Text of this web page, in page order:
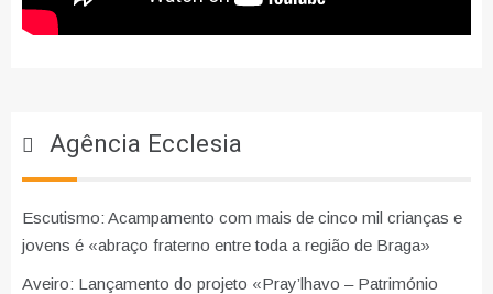
Agência Ecclesia
Escutismo: Acampamento com mais de cinco mil crianças e
jovens é «abraço fraterno entre toda a região de Braga»
Aveiro: Lançamento do projeto «Pray’lhavo – Património